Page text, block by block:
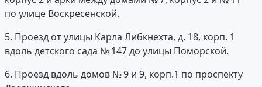
по улице Воскресенской.
5. Проезд от улицы Карла Либкнехта, д. 18, корп. 1
вдоль детского сада № 147 до улицы Поморской.
6. Проезд вдоль домов № 9 и 9, корп.1 по проспекту